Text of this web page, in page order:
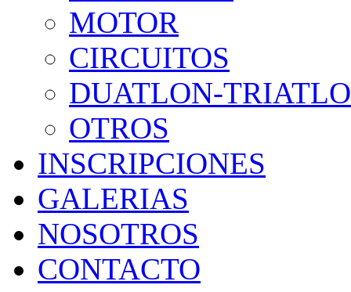
MOTOR
CIRCUITOS
DUATLON-
OTROS
INSCRIPCIONES
GALERIAS
NOSOTROS
CONTACTO